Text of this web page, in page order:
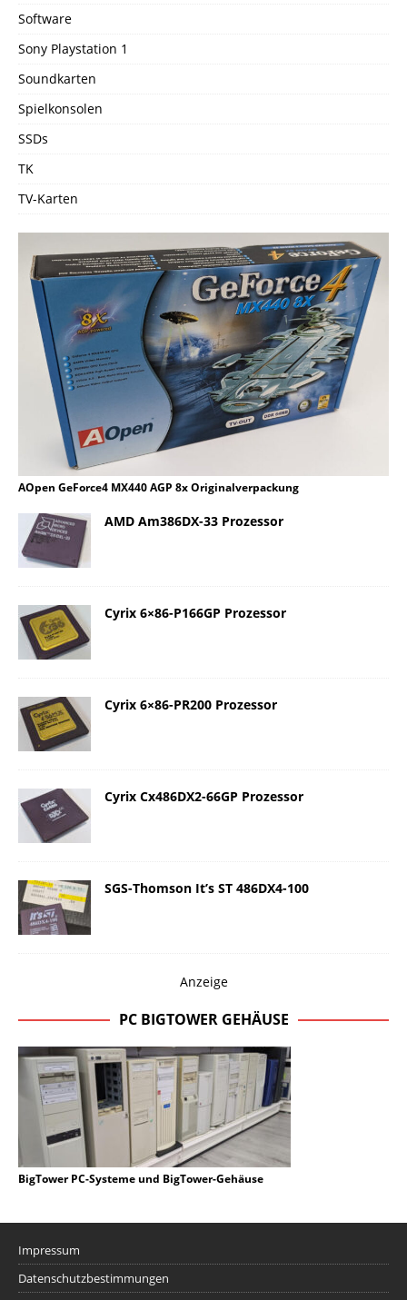
Software
Sony Playstation 1
Soundkarten
Spielkonsolen
SSDs
TK
TV-Karten
AOpen GeForce4 MX440 AGP 8x Originalverpackung
AMD Am386DX-33 Prozessor
Cyrix 6×86-P166GP Prozessor
Cyrix 6×86-PR200 Prozessor
Cyrix Cx486DX2-66GP Prozessor
SGS-Thomson It’s ST 486DX4-100
Anzeige
PC BIGTOWER GEHÄUSE
BigTower PC-Systeme und BigTower-Gehäuse
Impressum
Datenschutzbestimmungen